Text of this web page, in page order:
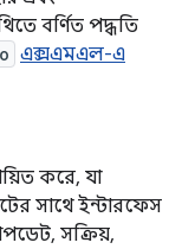
বর্ণিত পদ্ধতি
এক্সএমএল-এ
করে, যা
সাথে ইন্টারফেস
সক্রিয়,